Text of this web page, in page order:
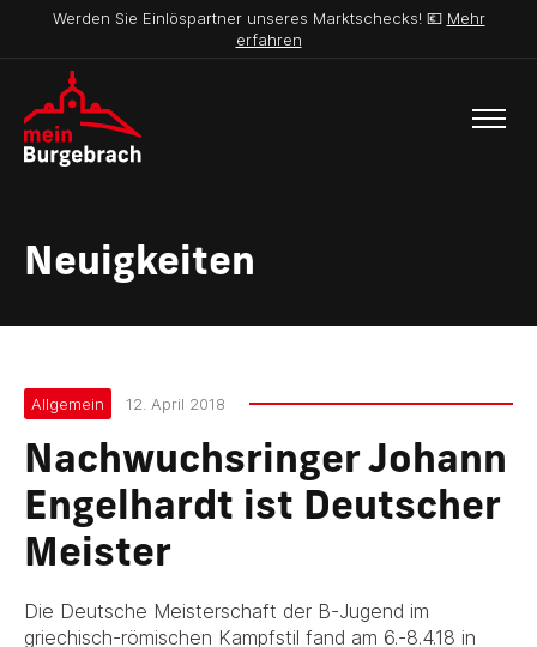
Werden Sie Einlöspartner unseres Marktschecks! 💶 Mehr
erfahren
Neuigkeiten
Allgemein 12. April 2018
Nachwuchsringer Johann
Engelhardt ist Deutscher
Meister
Die Deutsche Meisterschaft der B-Jugend im
griechisch-römischen Kampfstil fand am 6.-8.4.18 in